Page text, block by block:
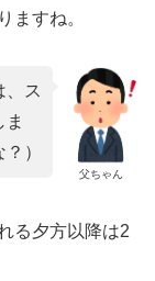
ますね。
父ちゃん
、ス
）
る夕方以降は2